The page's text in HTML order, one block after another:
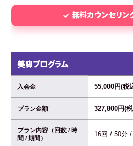
無料カウンセリン
美脚プログラム
入会金 55,000円(税
プラン金額 327,800円(
プラン内容（回数 / 時
間 / 期間）
16回 / 50分 /